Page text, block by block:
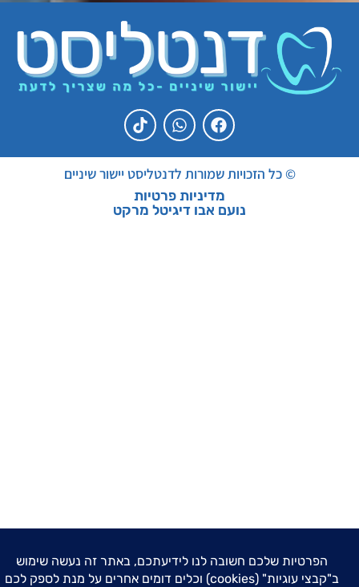
נועם אבו דיגיטל מרקט
מדיניות פרטיות
© כל הזכויות שמורות לדנטליסט יישור שיניים